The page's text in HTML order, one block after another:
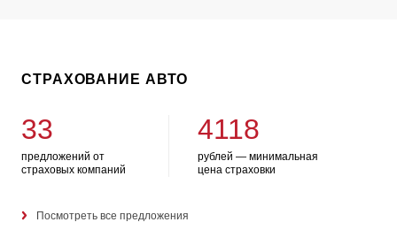
СТРАХОВАНИЕ АВТО
33
предложений от
страховых компаний
4118
рублей — минимальная
цена страховки
Посмотреть все предложения